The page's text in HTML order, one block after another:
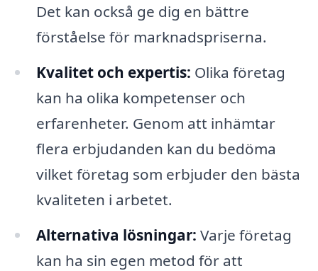
Det kan också ge dig en bättre
förståelse för marknadspriserna.
Kvalitet och expertis: Olika företag
kan ha olika kompetenser och
erfarenheter. Genom att inhämtar
flera erbjudanden kan du bedöma
vilket företag som erbjuder den bästa
kvaliteten i arbetet.
Alternativa lösningar: Varje företag
kan ha sin egen metod för att